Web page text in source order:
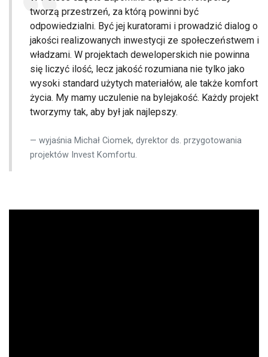
tworzą przestrzeń, za którą powinni być
odpowiedzialni. Być jej kuratorami i prowadzić dialog o
jakości realizowanych inwestycji ze społeczeństwem i
władzami. W projektach deweloperskich nie powinna
się liczyć ilość, lecz jakość rozumiana nie tylko jako
wysoki standard użytych materiałów, ale także komfort
życia. My mamy uczulenie na bylejakość. Każdy projekt
tworzymy tak, aby był jak najlepszy.
wyjaśnia Michał Ciomek, dyrektor ds. przygotowania
projektów Invest Komfortu.